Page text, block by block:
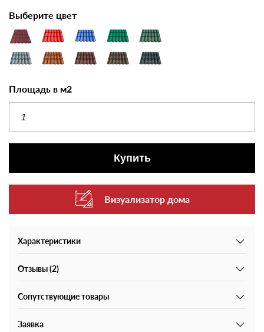
Выберите цвет
Площадь в м2
Купить
Визуализатор дома
Характеристики
Отзывы (2)
Сопутствующие товары
Заявка